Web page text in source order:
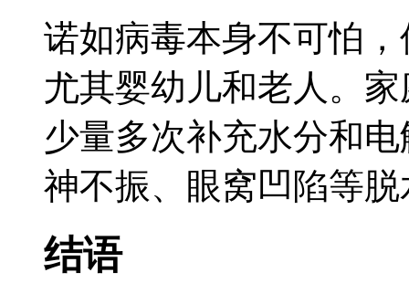
诺如病毒本身不可怕
尤其婴幼儿和老人。
少量多次补充水分和
神不振、眼窝凹陷等
结语